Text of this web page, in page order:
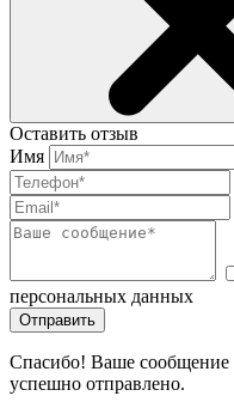
Оставить отзыв
Имя
персональных данных
Отправить
Спасибо! Ваше сообщение
успешно отправлено.